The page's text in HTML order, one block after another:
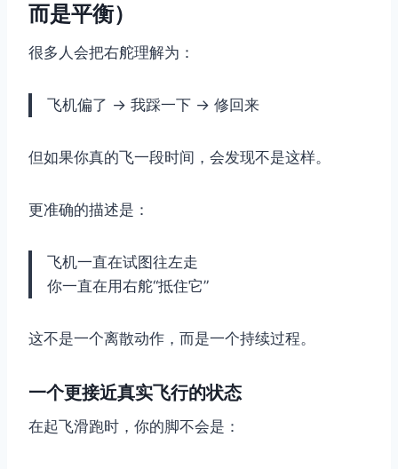
而是平衡）
很多人会把右舵理解为：
飞机偏了 → 我踩一下 → 修回来
但如果你真的飞一段时间，会发现不是这样。
更准确的描述是：
飞机一直在试图往左走
你一直在用右舵“抵住它”
这不是一个离散动作，而是一个持续过程。
一个更接近真实飞行的状态
在起飞滑跑时，你的脚不会是：